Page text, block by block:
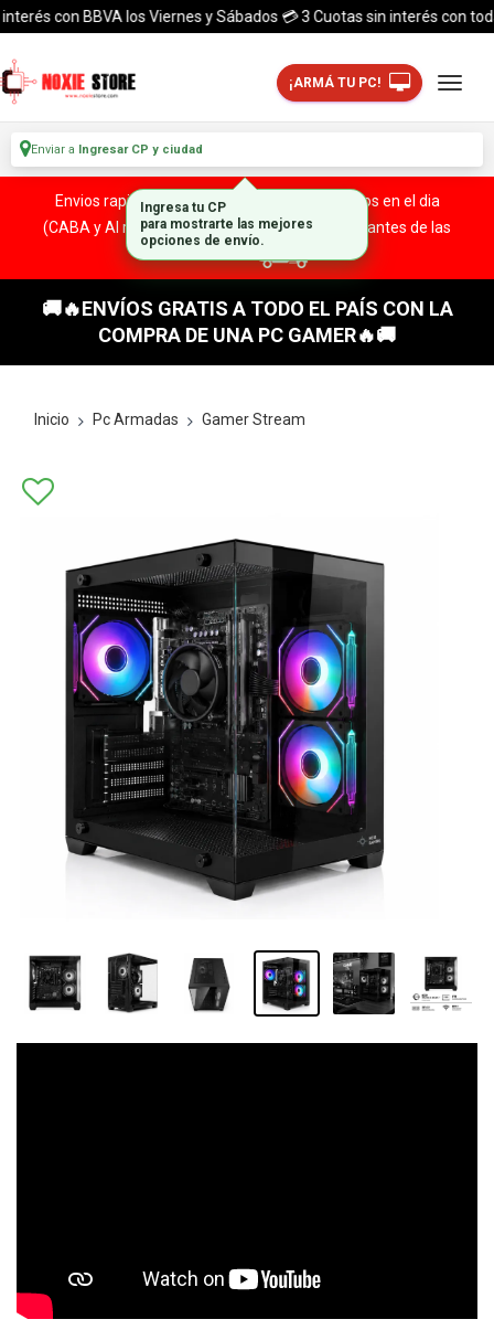
con BBVA los Viernes y Sábados 💳 3 Cuotas sin interés con
¡ARMÁ TU PC!
Enviar a Ingresar CP y ciudad
Envios rapidos y seguros a todo el pais. ¡ Envios en el dia
(CABA y Al rededores) Acreditando tu compra antes de las
🚚🔥ENVÍOS GRATIS A TODO EL PAÍS CON LA
COMPRA DE UNA PC GAMER🔥🚚
Inicio Pc Armadas Gamer Stream